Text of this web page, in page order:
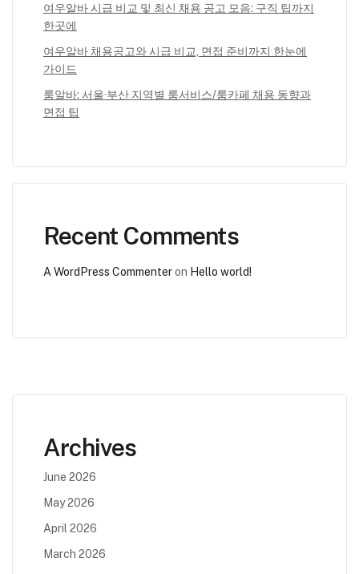
여우알바 시급 비교 및 최신 채용 공고 모음: 구직 팁까지
한곳에
여우알바 채용공고와 시급 비교, 면접 준비까지 한눈에
가이드
룸알바: 서울·부산 지역별 룸서비스/룸카페 채용 동향과
면접 팁
Recent Comments
A WordPress Commenteron Hello world!
Archives
June 2026
May 2026
April 2026
March 2026